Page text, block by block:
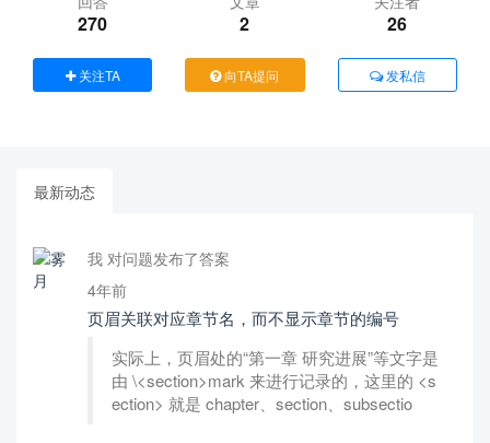
270 2 26
关注TA 向TA提问 发私信
最新动态
我 对问题发布了答案
4年前
页眉关联对应章节名，而不显示章节的编号
实际上，页眉处的“第一章 研究进展”等文字是
由 \<section>mark 来进行记录的，这里的 <s
ection> 就是 chapter、section、subsectio